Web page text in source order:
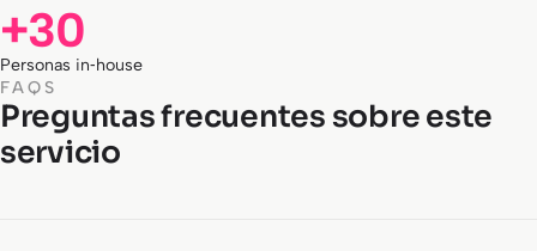
+30
Personas in‑house
FAQS
Preguntas frecuentes sobre este
servicio